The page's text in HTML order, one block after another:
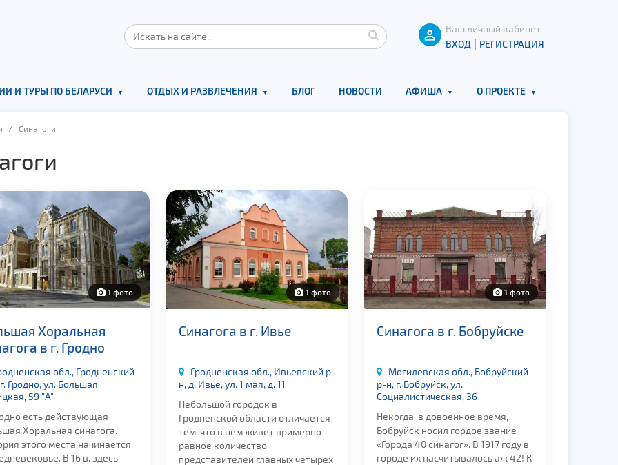
Ваш личный кабинет
ВХОД | РЕГИСТРАЦИЯ
И ТУРЫ ПО БЕЛАРУСИ ОТДЫХ И РАЗВЛЕЧЕНИЯ БЛОГ НОВОСТИ АФИША О ПРОЕКТЕ
/ Синагоги
1 фото
Хоральная
в г. Гродно
обл., Гродненский
Гродно, ул. Большая
59 "А"
есть действующая
Хоральная синагога.
этого места начинается
В 16 в. здесь
1 фото
Синагога в г. Ивье
Гродненская обл., Ивьевский р-
н, д. Ивье, ул. 1 мая, д. 11
Небольшой городок в
Гродненской области отличается
тем, что в нем живет примерно
равное количество
представителей главных четырех
1 фото
Синагога в г. Бобруйске
Могилевская обл., Бобруйский
р-н, г. Бобруйск, ул.
Социалистическая, 36
Некогда, в довоенное время,
Бобруйск носил гордое звание
«Города 40 синагог». В 1917 году в
городе их насчитывалось аж 42! К